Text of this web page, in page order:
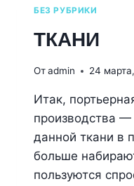
БЕЗ РУБРИКИ
ТКАНИ
Отadmin 24
Итак,
производства
данной ткани в
больше
пользуются